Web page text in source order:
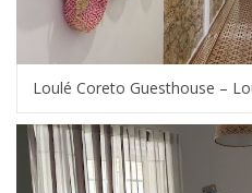
Loulé Coreto Guesthouse –